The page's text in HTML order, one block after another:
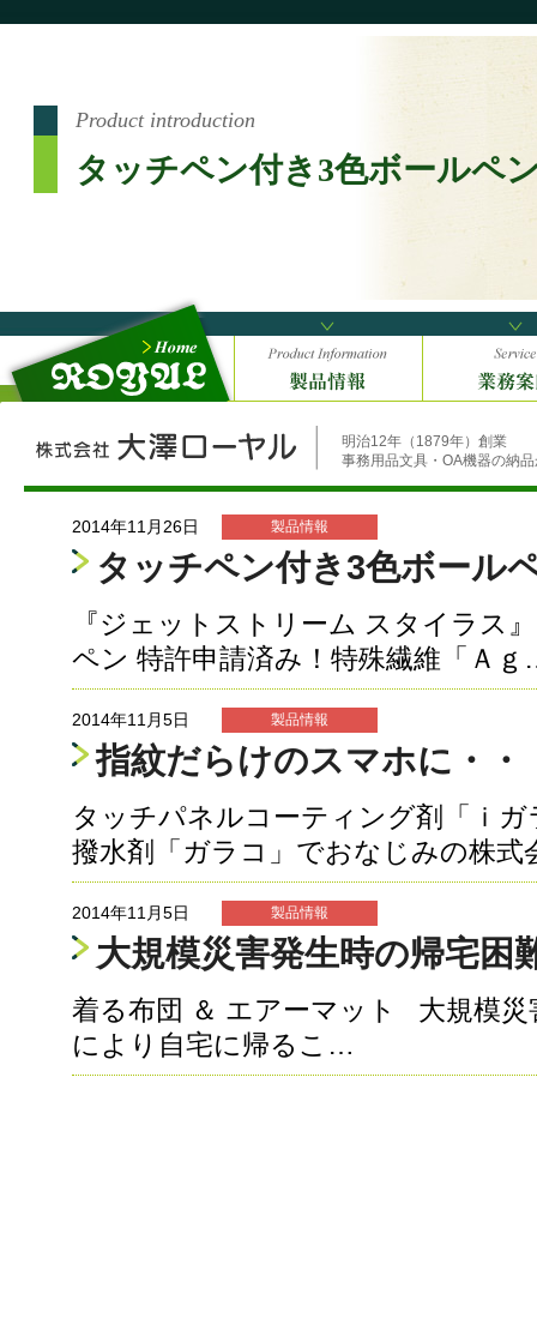
明治12年（1879年）創業
事務用品文具・OA機器の納
Product introduction
タッチペン付き3色ボールペ
2014年11月26日 製品情報
タッチペン付き3色ボール
『ジェットストリーム スタイラス
ペン 特許申請済み！特殊繊維「Ａ
2014年11月5日 製品情報
指紋だらけのスマホに・・
タッチパネルコーティング剤「ｉ
撥水剤「ガラコ」でおなじみの株
2014年11月5日 製品情報
大規模災害発生時の帰宅困
着る布団 ＆ エアーマット 大規模災
により自宅に帰るこ…